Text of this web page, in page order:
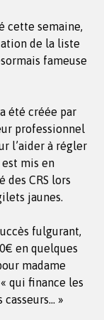
cette semaine,
de la liste
fameuse
été créée par
professionnel
l’aider à régler
est mis en
des CRS lors
jaunes.
fulgurant,
en quelques
madame
qui finance les
»